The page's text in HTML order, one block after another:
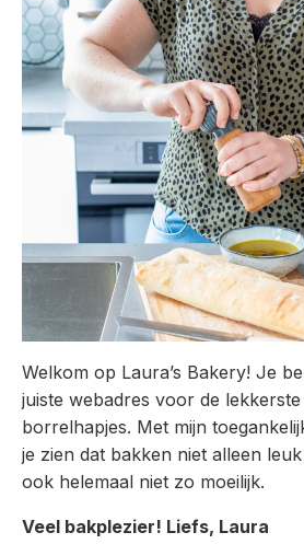
Welkom op Laura’s Bakery! Je
juiste webadres voor de
borrelhapjes. Met mijn
je zien dat bakken niet alleen
ook helemaal niet zo moeilijk.
Veel bakplezier! Liefs, Laura